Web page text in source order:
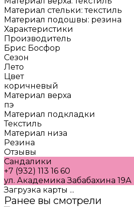
Материал стельки: текстиль
Материал подошвы: резина
Характеристики
Производитель
Брис Босфор
Сезон
Лето
Цвет
коричневый
Материал верха
пэ
Материал подкладки
Текстиль
Материал низа
Резина
Отзывы
Сандалики
+7 (932) 113 16 60
ул. Академика Забабахина 19А
Загрузка карты ...
Ранее вы смотрели